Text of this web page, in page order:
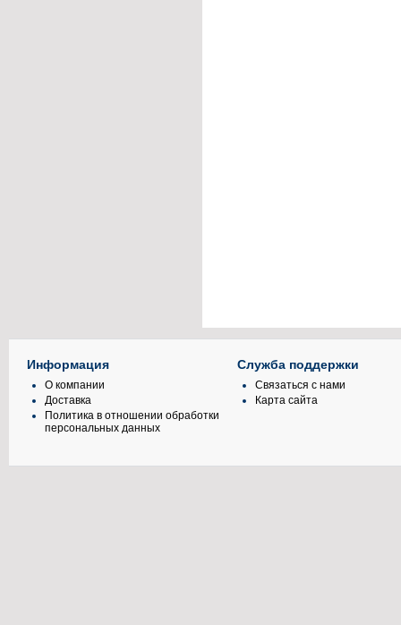
Информация
О компании
Доставка
Политика в отношении обработки
персональных данных
Служба поддержки
Связаться с нами
Карта сайта